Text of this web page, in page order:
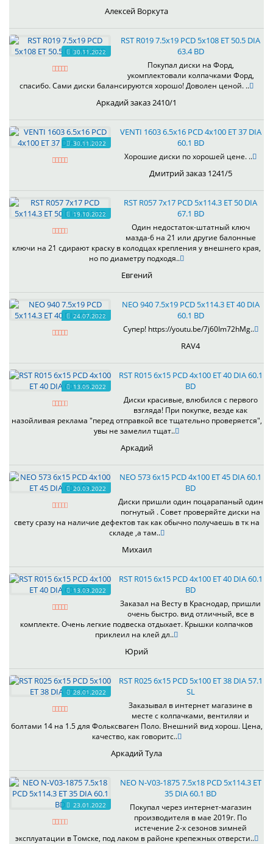
Алексей Воркута
30.11.2022
RST R019 7.5x19 PCD 5x108 ET 50.5 DIA
63.4 BD
Покупал диски на Форд,
укомплектовали колпачками Форд,
спасибо. Сами диски балансируются хорошо! Доволен ценой. ..
Аркадий заказ 2410/1
30.11.2022
VENTI 1603 6.5x16 PCD 4x100 ET 37 DIA
60.1 BD
Хорошие диски по хорошей цене. ..
Дмитрий заказ 1241/5
19.10.2022
RST R057 7x17 PCD 5x114.3 ET 50 DIA
67.1 BD
Один недостаток-штатный ключ
мазда-6 на 21 или другие балонные
ключи на 21 сдирают краску в колодцах крепления у внешнего края,
но по диаметру подходя..
Евгений
24.07.2022
NEO 940 7.5x19 PCD 5x114.3 ET 40 DIA
60.1 BD
Супер! https://youtu.be/7j60Im72hMg..
RAV4
13.05.2022
RST R015 6x15 PCD 4x100 ET 40 DIA 60.1
BD
Диски красивые, влюбился с первого
взгляда! При покупке, везде как
назойливая реклама "перед отправкой все тщательно проверяется",
увы не замелил тщат..
Аркадий
20.03.2022
NEO 573 6x15 PCD 4x100 ET 45 DIA 60.1
BD
Диски пришли один поцарапаный один
погнутый . Совет проверяйте диски на
свету сразу на наличие дефектов так как обычно получаешь в тк на
складе ,а там..
Михаил
13.03.2022
RST R015 6x15 PCD 4x100 ET 40 DIA 60.1
BD
Заказал на Весту в Краснодар, пришли
очень быстро. вид отличный, все в
комплекте. Очень легкие подвеска отдыхает. Крышки колпачков
приклеил на клей дл..
Юрий
28.01.2022
RST R025 6x15 PCD 5x100 ET 38 DIA 57.1
SL
Заказывал в интернет магазине в
месте с колпачками, вентиляи и
болтами 14 на 1.5 для Фольксваген Поло. Внешний вид хорош. Цена,
качество, как говоритс..
Аркадий Тула
23.01.2022
NEO N-V03-1875 7.5x18 PCD 5x114.3 ET
35 DIA 60.1 BD
Покупал через интернет-магазин
производителя в мае 2019г. По
истечение 2-х сезонов зимней
эксплуатации в Томске, под лаком в районе крепежных отверсти..